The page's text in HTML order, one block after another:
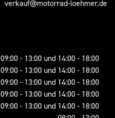
verkauf@motorrad-loehmer.de
09:00 - 13:00 und 14:00 - 18:00
09:00 - 13:00 und 14:00 - 18:00
09:00 - 13:00 und 14:00 - 18:00
09:00 - 13:00 und 14:00 - 18:00
09:00 - 13:00 und 14:00 - 18:00